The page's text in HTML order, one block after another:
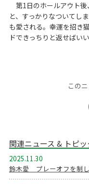
第1日のホールアウト後
と、すっかりなついてし
も愛される。幸運を招き
ドできっちりと返せばいい
この
関連ニュース & トピ
2025.11.30
鈴木愛 プレーオフを制